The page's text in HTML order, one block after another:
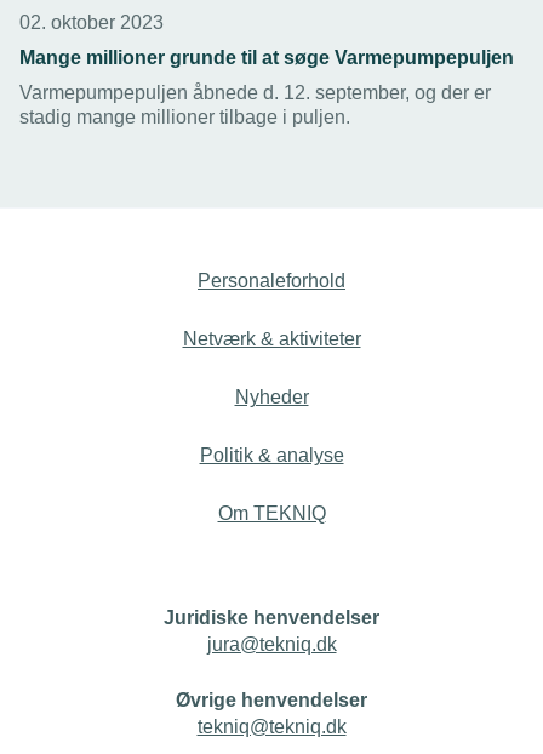
02. oktober 2023
Mange millioner grunde til at søge Varmepumpepuljen
Varmepumpepuljen åbnede d. 12. september, og der er
stadig mange millioner tilbage i puljen.
Personaleforhold
Netværk & aktiviteter
Nyheder
Politik & analyse
Om TEKNIQ
Juridiske henvendelser
jura@tekniq.dk
Øvrige henvendelser
tekniq@tekniq.dk